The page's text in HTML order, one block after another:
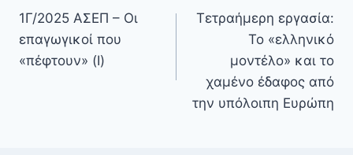
1Γ/2025 ΑΣΕΠ – Οι
επαγωγικοί που
«πέφτουν» (Ι)
Τετραήμερη εργασία:
Το «ελληνικό
μοντέλο» και το
χαμένο έδαφος από
την υπόλοιπη Ευρώπη